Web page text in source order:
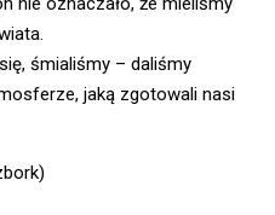
śmialiśmy – daliśmy
jaką zgotowali nasi